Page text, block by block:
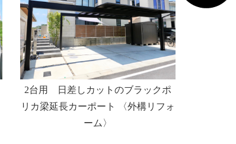
2台用 日差しカットのブラックポ
リカ梁延長カーポート 〈外構リフォ
ーム〉